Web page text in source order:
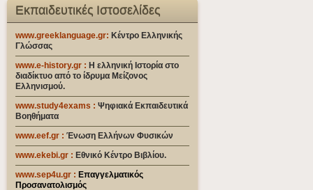
Εκπαιδευτικές Ιστοσελίδες
www.greeklanguage.gr: Κέντρο Ελληνικής
Γλώσσας
www.e-history.gr : Η ελληνική Ιστορία στο
διαδίκτυο από το ίδρυμα Μείζονος
Ελληνισμού.
www.study4exams : Ψηφιακά Εκπαιδευτικά
Βοηθήματα
www.eef.gr : Ένωση Ελλήνων Φυσικών
www.ekebi.gr : Εθνικό Κέντρο Βιβλίου.
www.sep4u.gr : Επαγγελματικός
Προσανατολισμός